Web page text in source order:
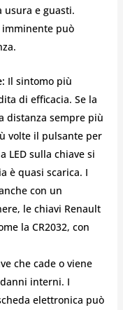
usura e guasti.
imminente può
Il sintomo più
di efficacia. Se la
distanza sempre più
volte il pulsante per
LED sulla chiave si
è quasi scarica. I
con un
le chiavi Renault
la CR2032, con
che cade o viene
interni. I
elettronica può